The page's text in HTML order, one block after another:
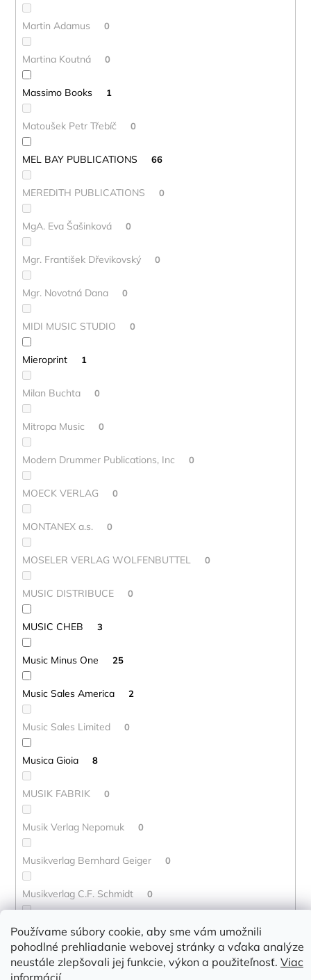
Používame súbory cookie, aby sme vám umožnili
pohodlné prehliadanie webovej stránky a vďaka analýze
neustále zlepšovali jej funkcie, výkon a použiteľnosť. Viac
informácií
Martin Adamus 0
Martina Koutná 0
Massimo Books 1
Matoušek Petr Třebíč 0
MEL BAY PUBLICATIONS 66
MEREDITH PUBLICATIONS 0
MgA. Eva Šašinková 0
Mgr. František Dřevikovský 0
Mgr. Novotná Dana 0
MIDI MUSIC STUDIO 0
Mieroprint 1
Milan Buchta 0
Mitropa Music 0
Modern Drummer Publications, Inc 0
MOECK VERLAG 0
MONTANEX a.s. 0
MOSELER VERLAG WOLFENBUTTEL 0
MUSIC DISTRIBUCE 0
MUSIC CHEB 3
Music Minus One 25
Music Sales America 2
Music Sales Limited 0
Musica Gioia 8
MUSIK FABRIK 0
Musik Verlag Nepomuk 0
Musikverlag Bernhard Geiger 0
Musikverlag C.F. Schmidt 0
Musikverlag Cranz GmbH 0
Musikverlag Harald Burger 3